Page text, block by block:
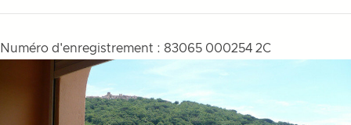
Numéro d'enregistrement : 83065 000254 2C